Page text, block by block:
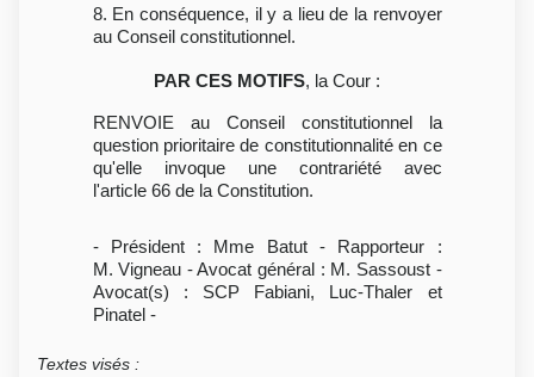
8. En conséquence, il y a lieu de la renvoyer
au Conseil constitutionnel.
PAR CES MOTIFS, la Cour :
RENVOIE au Conseil constitutionnel la
question prioritaire de constitutionnalité en ce
qu'elle invoque une contrariété avec
l'article 66 de la Constitution.
- Président : Mme Batut - Rapporteur :
M. Vigneau - Avocat général : M. Sassoust -
Avocat(s) : SCP Fabiani, Luc-Thaler et
Pinatel -
Textes visés :